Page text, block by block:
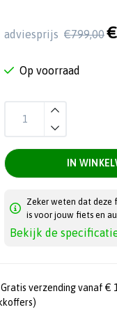
adviesprijs €799,00
Op voorraad
IN
Zeker weten dat deze
is voor jouw fiets en
Bekijk de
Gratis verzending vanaf €